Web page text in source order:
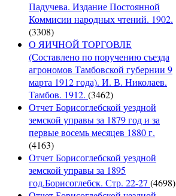
Падучева. Издание Постоянной
Коммисии народных чтений. 1902.
(3308)
О ЯИЧНОЙ ТОРГОВЛЕ
(Составлено по поручению съезда
агрономов Тамбовской губернии 9
марта 1912 года). И. В. Николаев.
Тамбов. 1912. (3462)
Отчет Борисоглебской уездной
земской управы за 1879 год и за
первые восемь месяцев 1880 г.
(4163)
Отчет Борисоглебской уездной
земской управы за 1895
год.Борисоглебск. Стр. 22-27 (4698)